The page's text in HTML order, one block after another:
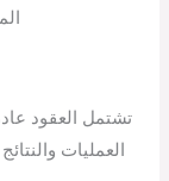
تشتمل العقود
العمليات